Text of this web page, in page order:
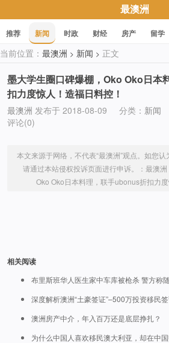
最澳洲
推荐 新闻 时政 财经 房产 留学
科技
职场 美食 文化
当前位置： 最澳洲 > 新闻 > 正文
墨大学生圈口碑爆棚，Oko Oko日本
扣力度惊人！造福日料控！
最澳洲 发布于 2018-08-09 分类： 新闻
评论(0)
本文来源于网络，不代表“最澳洲”观点。如您认
请通过本站侵权投诉页面进行申诉。： 最澳洲
Oko Oko日本料理，联手ubonus折扣力
相关阅读
布里斯班华人医生家中车库被枪杀 警方称
深度解析澳洲“土豪签证”–500万投资移民
澳洲房产中介，年入百万还是底层挣扎？
为什么中国人喜欢移民澳大利亚，却在中